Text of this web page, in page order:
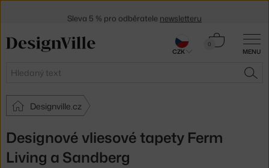
MENU
Hledat
0
Košík
Designville.cz
Designové vliesové tapety Ferm
Living a Sandberg
CZK